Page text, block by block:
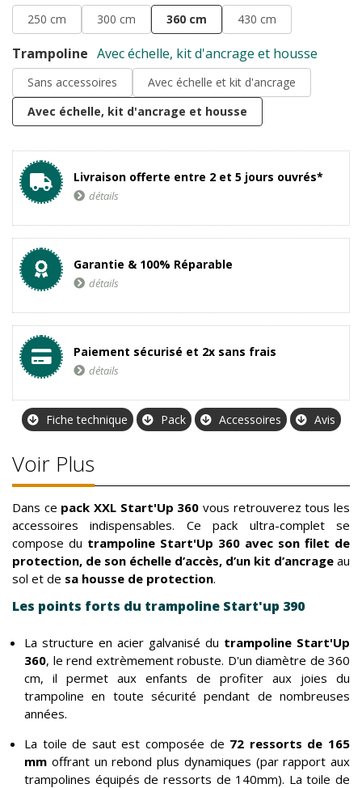
250 cm 300 cm 360 cm 430 cm
Trampoline Avec échelle, kit d'ancrage et housse
Sans accessoires
Avec échelle et kit d'ancrage
Avec échelle, kit d'ancrage et housse
Livraison offerte entre 2 et 5 jours ouvrés*
détails
Garantie & 100% Réparable
détails
Paiement sécurisé et 2x sans frais
détails
Fiche technique Pack Accessoires Avis
Voir Plus
Dans ce pack XXL Start'Up 360 vous retrouverez tous les
accessoires indispensables. Ce pack ultra-complet se
compose du trampoline Start'Up 360 avec son filet de
protection, de son échelle d’accès, d’un kit d’ancrage au
sol et de sa housse de protection.
Les points forts du trampoline Start'up 390
La structure en acier galvanisé du trampoline Start'Up
360, le rend extrèmement robuste. D'un diamètre de 360
cm, il permet aux enfants de profiter aux joies du
trampoline en toute sécurité pendant de nombreuses
années.
La toile de saut est composée de 72 ressorts de 165
mm offrant un rebond plus dynamiques (par rapport aux
trampolines équipés de ressorts de 140mm). La toile de